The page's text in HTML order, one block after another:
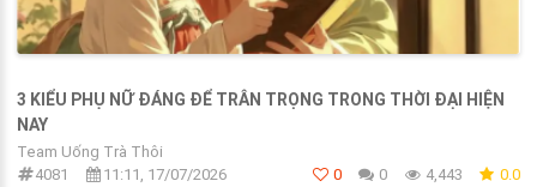
3 KIỂU PHỤ NỮ ĐÁNG ĐỂ TRÂN TRỌNG TRONG THỜI ĐẠI HIỆN
NAY
Team Uống Trà Thôi
4081
11:11, 17/07/2026 0 0 4,443 0.0